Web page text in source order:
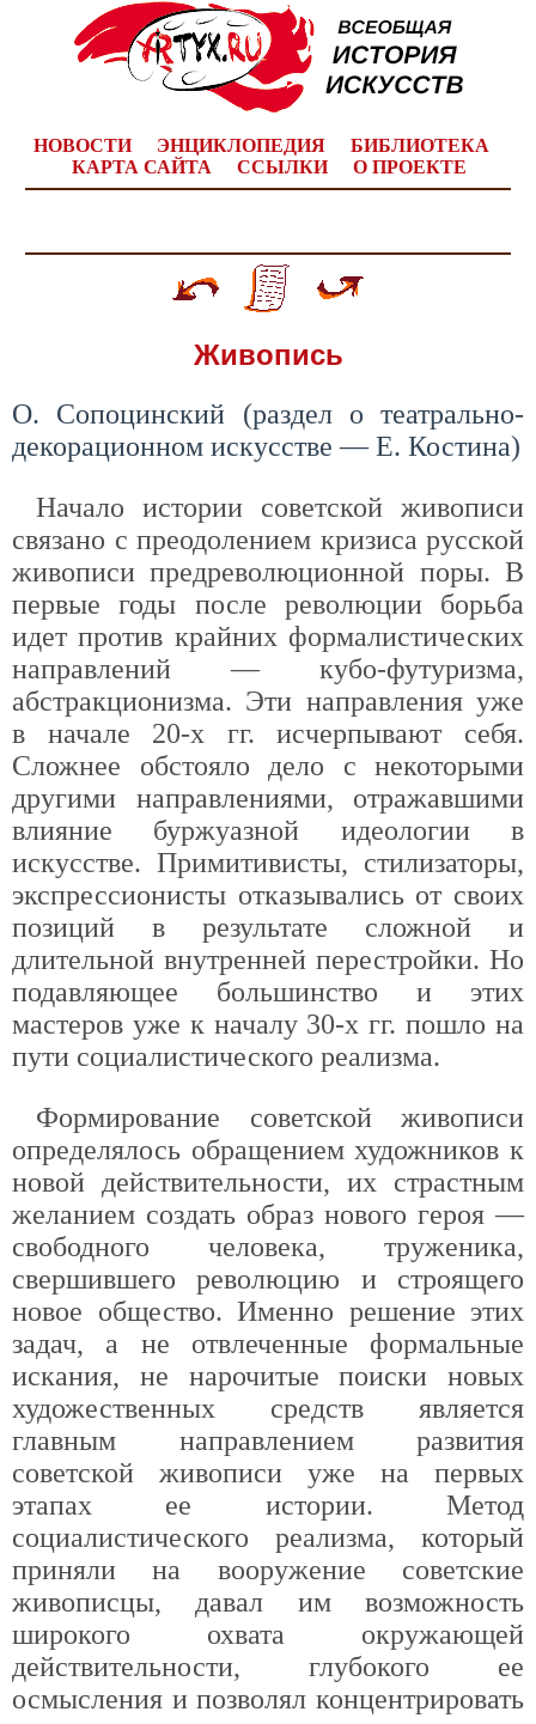
НОВОСТИ ЭНЦИКЛОПЕДИЯ
БИБЛИОТЕКА
КАРТА САЙТА
ССЫЛКИ О ПРОЕКТЕ
Живопись
О. Сопоцинский (раздел о театрально-
декорационном искусстве — Е. Костина)
Начало истории советской живописи
связано с преодолением кризиса русской
живописи предреволюционной поры. В
первые годы после революции борьба
идет против крайних формалистических
направлений — кубо-футуризма,
абстракционизма. Эти направления уже
в начале 20-х гг. исчерпывают себя.
Сложнее обстояло дело с некоторыми
другими направлениями, отражавшими
влияние буржуазной идеологии в
искусстве. Примитивисты, стилизаторы,
экспрессионисты отказывались от своих
позиций в результате сложной и
длительной внутренней перестройки. Но
подавляющее большинство и этих
мастеров уже к началу 30-х гг. пошло на
пути социалистического реализма.
Формирование советской живописи
определялось обращением художников к
новой действительности, их страстным
желанием создать образ нового героя —
свободного человека, труженика,
свершившего революцию и строящего
новое общество. Именно решение этих
задач, а не отвлеченные формальные
искания, не нарочитые поиски новых
художественных средств является
главным направлением развития
советской живописи уже на первых
этапах ее истории. Метод
социалистического реализма, который
приняли на вооружение советские
живописцы, давал им возможность
широкого охвата окружающей
действительности, глубокого ее
осмысления и позволял концентрировать